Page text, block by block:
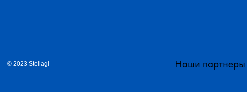
© 2023 Stellagi Наши партнеры